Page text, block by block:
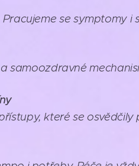
se symptomy i
samoozdravné
které se osvědčily